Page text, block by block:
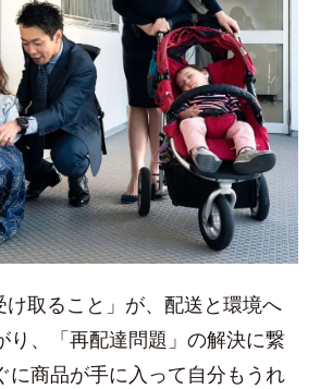
け取ること」が、配送と環境へ
り、「再配達問題」の解決に繋
に商品が手に入って自分もうれ